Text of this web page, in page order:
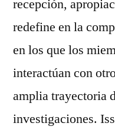
recepción,
redefine en la
en los que los
interactúan con
amplia trayectoria
investigaciones.